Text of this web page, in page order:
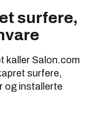
surfere,
kaller Salon.com
surfere,
og installerte